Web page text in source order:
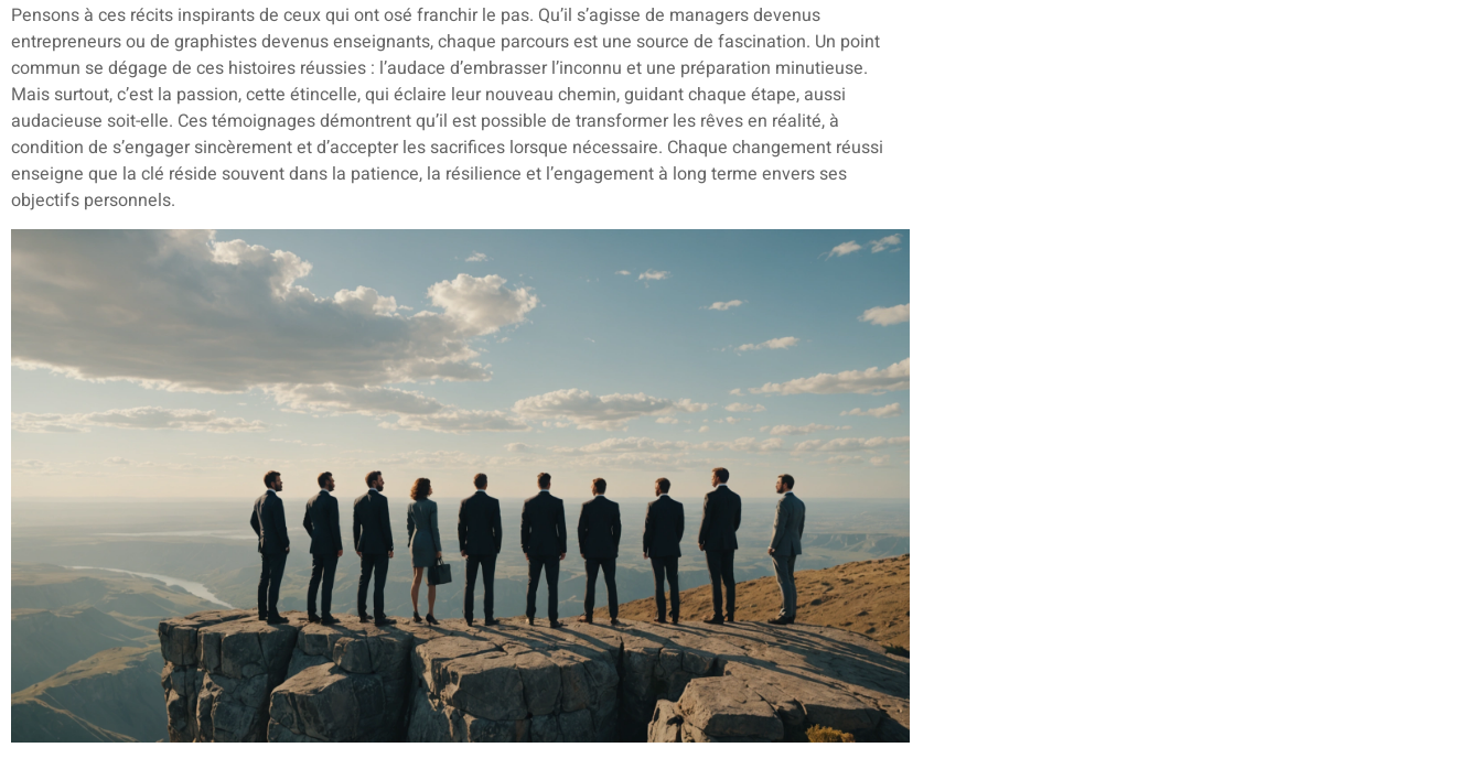
Pensons à ces récits inspirants de ceux qui ont osé franchir le pas. Qu’il s’agisse de managers devenus
entrepreneurs ou de graphistes devenus enseignants, chaque parcours est une source de fascination. Un point
commun se dégage de ces histoires réussies : l’audace d’embrasser l’inconnu et une préparation minutieuse.
Mais surtout, c’est la passion, cette étincelle, qui éclaire leur nouveau chemin, guidant chaque étape, aussi
audacieuse soit-elle. Ces témoignages démontrent qu’il est possible de transformer les rêves en réalité, à
condition de s’engager sincèrement et d’accepter les sacrifices lorsque nécessaire. Chaque changement réussi
enseigne que la clé réside souvent dans la patience, la résilience et l’engagement à long terme envers ses
objectifs personnels.